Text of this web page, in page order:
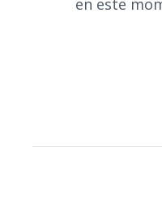
en este